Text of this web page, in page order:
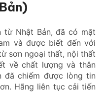
từ Nhật Bản, đã có mặt
và được biết đến với
sơn ngoại thất, nội thất
về chất lượng và thân
đã chiếm được lòng tin
Hãng liên tục cải tiến